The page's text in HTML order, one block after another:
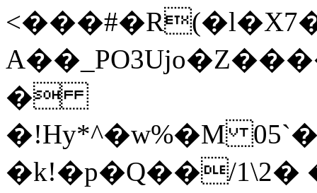
�
�!Hy*^�w%�M
�k!�p�Q��/1\2�